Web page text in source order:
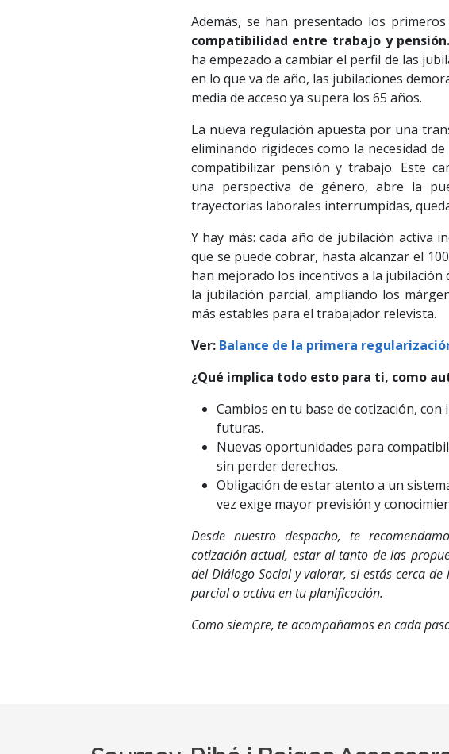
Además, se han presentado los
compatibilidad entre trabajo y pensión.
ha empezado a cambiar el perfil de las
en lo que va de año, las jubilaciones
media de acceso ya supera los 65 años.
La nueva regulación apuesta por una
eliminando rigideces como la necesidad
compatibilizar pensión y trabajo. Este
una perspectiva de género, abre la
trayectorias laborales interrumpidas,
Y hay más: cada año de jubilación activa
que se puede cobrar, hasta alcanzar el
han mejorado los incentivos a la jubilación
la jubilación parcial, ampliando los
más estables para el trabajador relevista.
Ver: Balance de la primera
¿Qué implica todo esto para ti, como
Cambios en tu base de cotización,
futuras.
Nuevas oportunidades para
sin perder derechos.
Obligación de estar atento a un
vez exige mayor previsión y
Desde nuestro despacho, te
cotización actual, estar al tanto de las
del Diálogo Social y valorar, si estás cerca
parcial o activa en tu planificación.
Como siempre, te acompañamos en cada